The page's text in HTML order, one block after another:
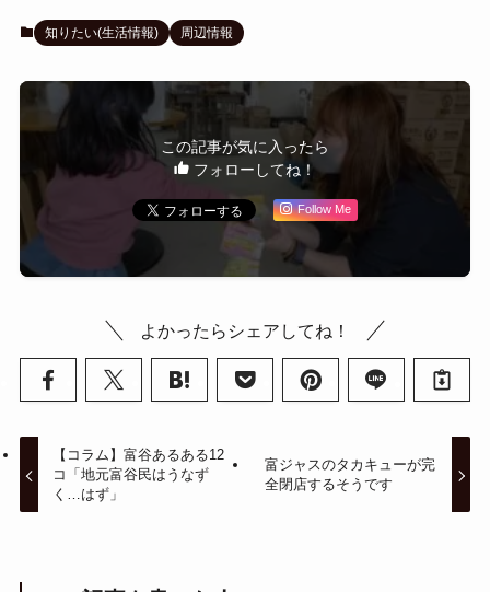
知りたい(生活情報) 周辺情報
この記事が気に入ったら
フォローしてね！
Follow Me
よかったらシェアしてね！
【コラム】富谷あるある12
コ「地元富谷民はうなず
く…はず」
富ジャスのタカキューが完
全閉店するそうです